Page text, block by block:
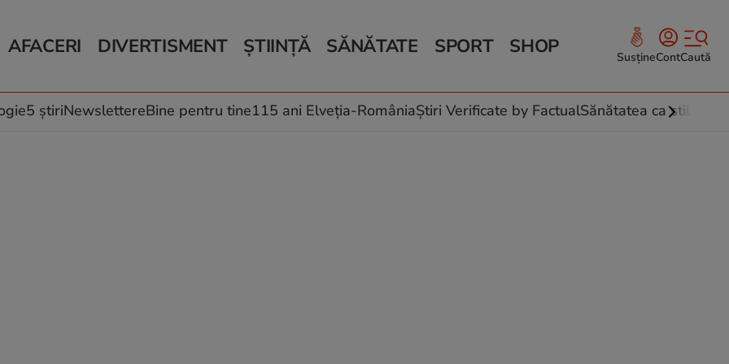
AFACERI
Auto
Locuri de muncă
DIVERTISMENT
Horoscop
Muzică și Filme
ȘTIINȚĂ
Schimbări climatice
SĂNĂTATE
Relații
Rețete culinare
SPORT SHOP SusțineContCaută
5 știriNewslettereBine pentru tine115 ani Elveția-RomâniaȘtiri Verificate by FactualSănătatea ca stil de